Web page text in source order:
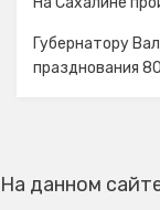
Губернатору
празднования
На данном